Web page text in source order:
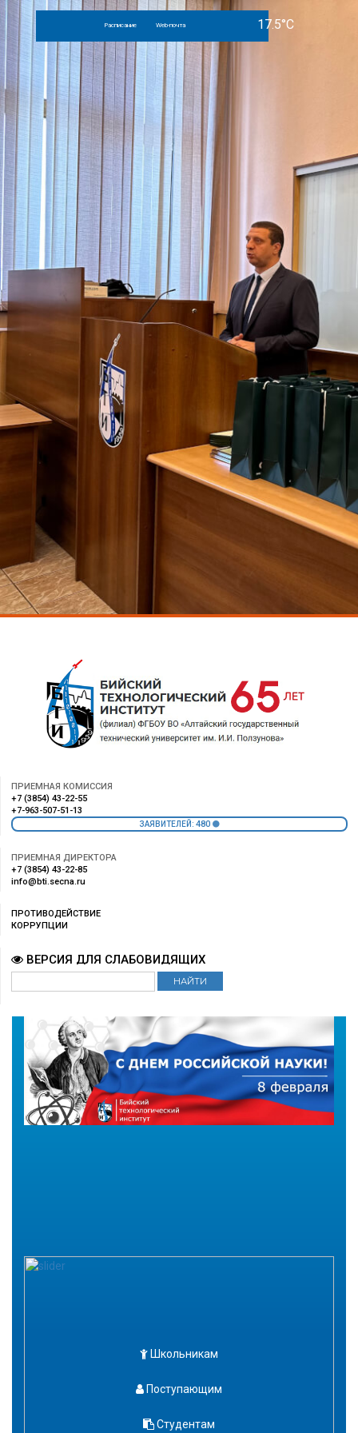
Расписание Web-почта
ПРИЕМНАЯ КОМИССИЯ
+7 (3854) 43-22-55
+7-963-507-51-13
ЗАЯВИТЕЛЕЙ: 480
ПРИЕМНАЯ ДИРЕКТОРА
+7 (3854) 43-22-85
info@bti.secna.ru
ПРОТИВОДЕЙСТВИЕ
КОРРУПЦИИ
ВЕРСИЯ ДЛЯ СЛАБОВИДЯЩИХ
Школьникам
Поступающим
Студентам